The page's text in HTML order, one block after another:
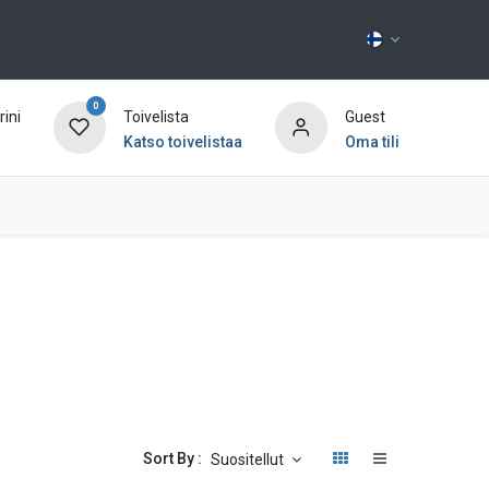
0
Toivelista
Katso toivelistaa
Guest
Oma tili
Sort By : Suositellut